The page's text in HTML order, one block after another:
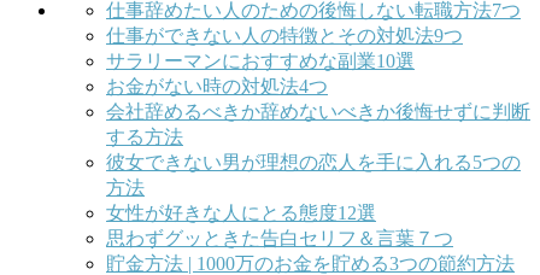
仕事辞めたい人のための後悔しない転職方法7つ
仕事ができない人の特徴とその対処法9つ
サラリーマンにおすすめな副業10選
お金がない時の対処法4つ
会社辞めるべきか辞めないべきか後悔せずに判断
する方法
彼女できない男が理想の恋人を手に入れる5つの
方法
女性が好きな人にとる態度12選
思わずグッときた告白セリフ＆言葉７つ
貯金方法 | 1000万のお金を貯める3つの節約方法